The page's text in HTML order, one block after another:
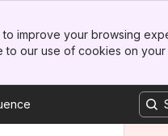
to improve your browsing
to our use of cookies on